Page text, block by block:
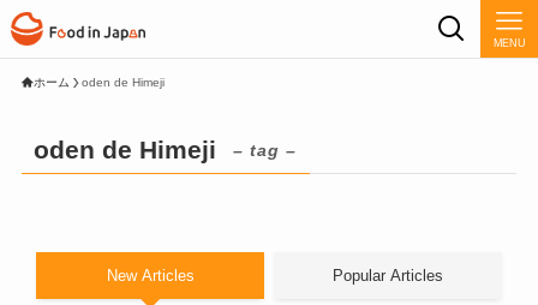
MENU
ホーム oden de Himeji
oden de Himeji – tag –
New Articles Popular Articles